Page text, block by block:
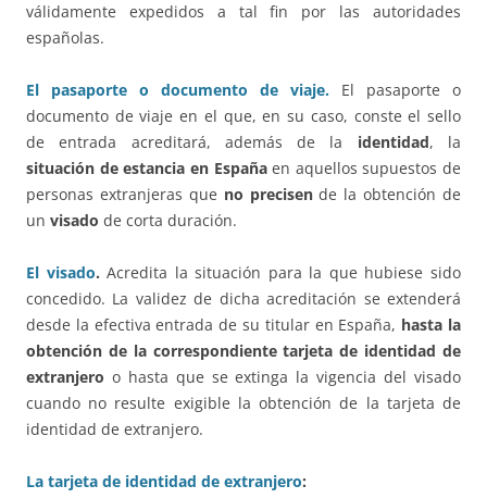
válidamente expedidos a tal fin por las autoridades
españolas.
El pasaporte o documento de viaje. El pasaporte o
documento de viaje en el que, en su caso, conste el sello
de entrada acreditará, además de la identidad, la
situación de estancia en Españaen aquellos supuestos de
personas extranjeras que no precisende la obtención de
un visado de corta duración.
El visado.Acredita la situación para la que hubiese sido
concedido. La validez de dicha acreditación se extenderá
desde la efectiva entrada de su titular en España, hasta la
obtención de la correspondiente tarjeta de identidad de
extranjero o hasta que se extinga la vigencia del visado
cuando no resulte exigible la obtención de la tarjeta de
identidad de extranjero.
La tarjeta de identidad de extranjero: